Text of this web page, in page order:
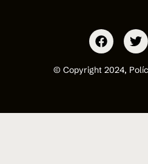
© Copyright 2024,